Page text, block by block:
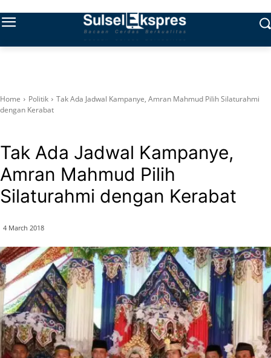
Home Politik
Tak Ada Jadwal Kampanye, Amran Mahmud Pilih Silaturahmi
dengan Kerabat
Tak Ada Jadwal Kampanye,
Amran Mahmud Pilih
Silaturahmi dengan Kerabat
4 March 2018